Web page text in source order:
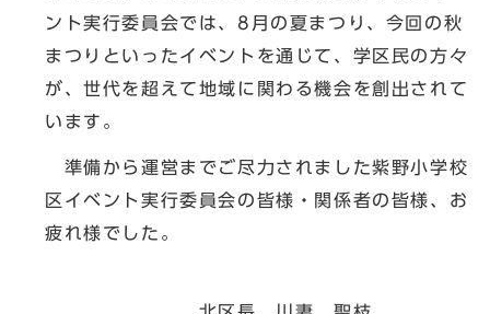
ント実行委員会では、8月の夏まつり、今回の秋
まつりといったイベントを通じて、学区民の方々
が、世代を超えて地域に関わる機会を創出されて
います。
準備から運営までご尽力されました紫野小学校
区イベント実行委員会の皆様・関係者の皆様、お
疲れ様でした。